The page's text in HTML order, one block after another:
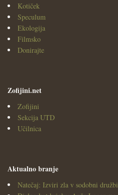
Kotiček
Speculum
Ekologija
Filmsko
Donirajte
Zofijini.net
Zofijini
Sekcija UTD
Učilnica
Aktualno branje
Natečaj: Izviri zla v sodobni družbi